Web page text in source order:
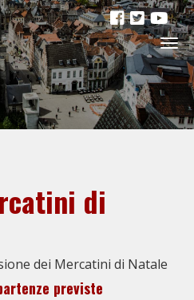
di
dei Mercatini di Natale
previste